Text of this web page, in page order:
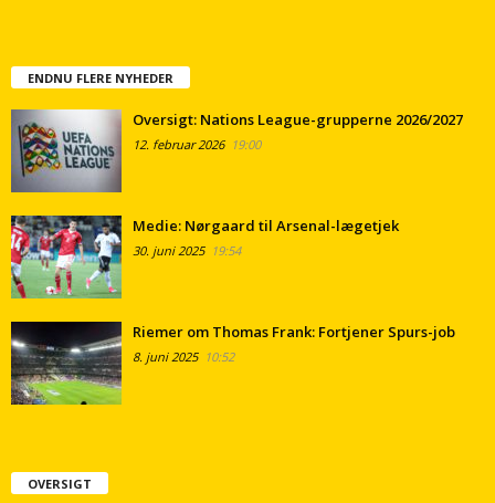
ENDNU FLERE NYHEDER
Oversigt: Nations League-grupperne 2026/2027
12. februar 202619:00
Medie: Nørgaard til Arsenal-lægetjek
30. juni 202519:54
Riemer om Thomas Frank: Fortjener Spurs-job
8. juni 202510:52
OVERSIGT